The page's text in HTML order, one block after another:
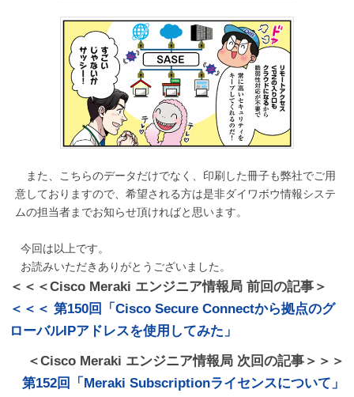
また、こちらのデータだけでなく、印刷した冊子も弊社でご用
意しておりますので、希望される方は是非ダイワボウ情報システ
ムの担当者までお知らせ頂ければと思います。
今回は以上です。
お読みいただきありがとうございました。
＜＜＜Cisco Meraki エンジニア情報局 前回の記事＞
＜＜＜ 第150回「Cisco Secure Connectから拠点のグ
ローバルIPアドレスを使用してみた」
＜Cisco Meraki エンジニア情報局 次回の記事＞＞＞
第152回「Meraki Subscriptionライセンスについて」